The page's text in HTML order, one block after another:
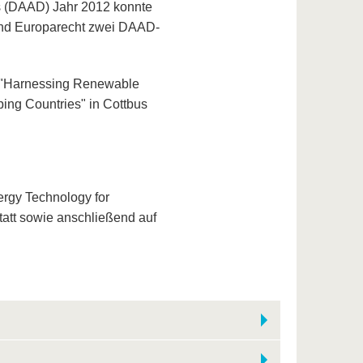
Jahr 2012 konnte
Europarecht zwei DAAD-
Renewable
Countries" in Cottbus
Technology for
sowie anschließend auf